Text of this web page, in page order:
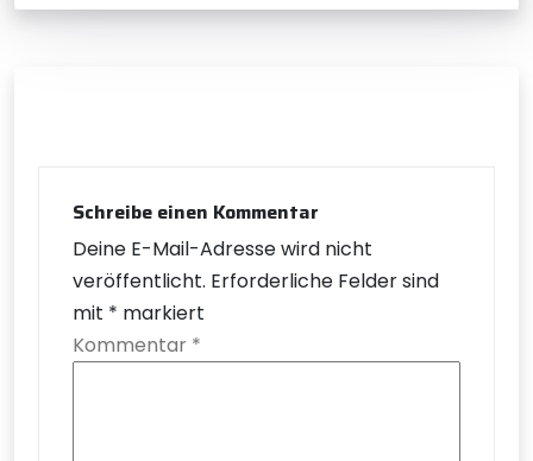
Schreibe einen Kommentar
Deine E-Mail-Adresse wird nicht
veröffentlicht. Erforderliche Felder sind
mit * markiert
Kommentar *